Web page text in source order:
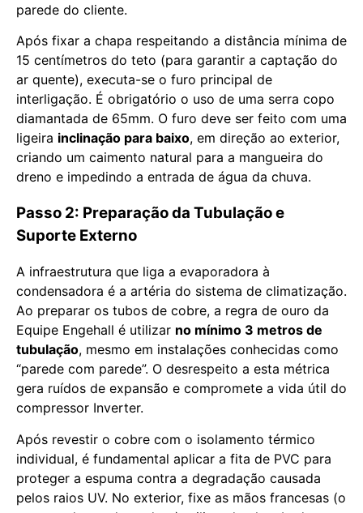
parede do cliente.
Após fixar a chapa respeitando a distância mínima de
15 centímetros do teto (para garantir a captação do
ar quente), executa-se o furo principal de
interligação. É obrigatório o uso de uma serra copo
diamantada de 65mm. O furo deve ser feito com uma
ligeira inclinação para baixo, em direção ao exterior,
criando um caimento natural para a mangueira do
dreno e impedindo a entrada de água da chuva.
Passo 2: Preparação da Tubulação e
Suporte Externo
A infraestrutura que liga a evaporadora à
condensadora é a artéria do sistema de climatização.
Ao preparar os tubos de cobre, a regra de ouro da
Equipe Engehall é utilizar no mínimo 3 metros de
tubulação, mesmo em instalações conhecidas como
“parede com parede”. O desrespeito a esta métrica
gera ruídos de expansão e compromete a vida útil do
compressor Inverter.
Após revestir o cobre com o isolamento térmico
individual, é fundamental aplicar a fita de PVC para
proteger a espuma contra a degradação causada
pelos raios UV. No exterior, fixe as mãos francesas (o